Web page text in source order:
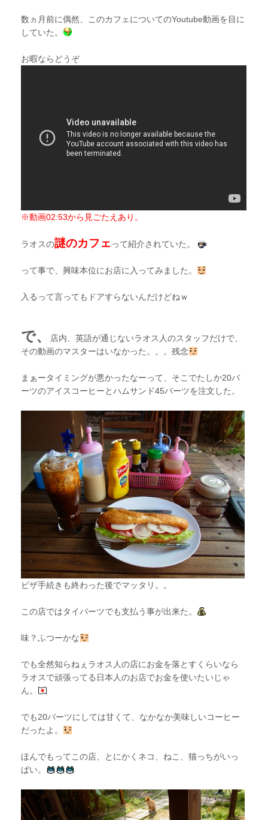
数ヵ月前に偶然、このカフェについてのYoutube動画を目に
していた。
お暇ならどうぞ
※動画02:53から見ごたえあり。
ラオスの謎のカフェ って紹介されていた。
って事で、興味本位にお店に入ってみました。
入るって言ってもドアすらないんだけどねｗ
で、
店内、英語が通じないラオス人のスタッフだけで、
その動画のマスターはいなかった。。。残念
まぁータイミングが悪かったなーって、そこでたしか20バ
ーツのアイスコーヒーとハムサンド45バーツを注文した。
ビザ手続きも終わった後でマッタリ。。
この店ではタイバーツでも支払う事が出来た。
味？ふつーかな
でも全然知らねぇラオス人の店にお金を落とすくらいなら
ラオスで頑張ってる日本人のお店でお金を使いたいじゃ
ん。
でも20バーツにしては甘くて、なかなか美味しいコーヒー
だったよ。
ほんでもってこの店、とにかくネコ、ねこ、猫っちがいっ
ぱい。